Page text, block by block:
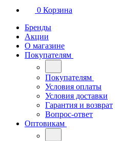
0 Корзина
Бренды
Акции
О магазине
Покупателям
Покупателям
Условия оплаты
Условия доставки
Гарантия и возврат
Вопрос-ответ
Оптовикам